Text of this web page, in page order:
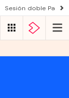
Sesión doble